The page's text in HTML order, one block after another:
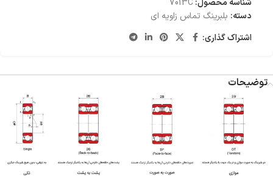
شناسه محصول:7013C
دسته: بلبرینگ تماس زاویه ای
اشتراک گذاری:
توضیحات